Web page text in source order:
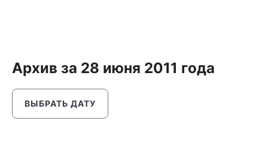
Архив за 28 июня 2011 года
ВЫБРАТЬ ДАТУ